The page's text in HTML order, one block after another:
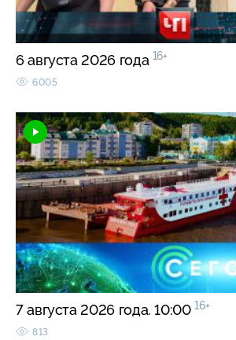
6 августа 2026 года 16+
6005
7 августа 2026 года. 10:00 16+
813